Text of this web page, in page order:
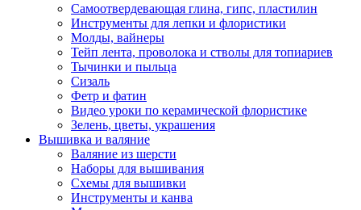
Самоотвердевающая глина, гипс, пластилин
Инструменты для лепки и флористики
Молды, вайнеры
Тейп лента, проволока и стволы для топиариев
Тычинки и пыльца
Сизаль
Фетр и фатин
Видео уроки по керамической флористике
Зелень, цветы, украшения
Вышивка и валяние
Валяние из шерсти
Наборы для вышивания
Схемы для вышивки
Инструменты и канва